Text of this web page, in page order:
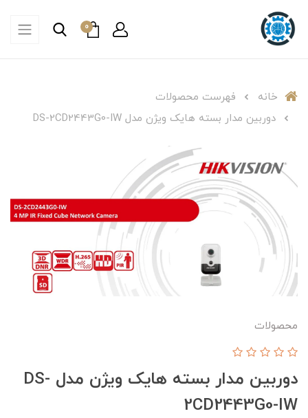
0
خانه
فهرست محصولات
دوربین مدار بسته هایک ویژن مدل DS-2CD2443G0-IW
محصولات
دوربین مدار بسته هایک ویژن مدل DS-
2CD2443G0-IW